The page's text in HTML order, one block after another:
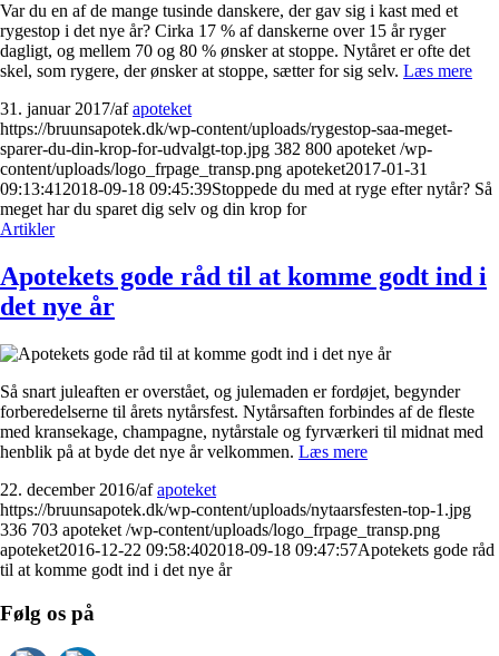
Var du en af de mange tusinde danskere, der gav sig i kast med et
rygestop i det nye år? Cirka 17 % af danskerne over 15 år ryger
dagligt, og mellem 70 og 80 % ønsker at stoppe. Nytåret er ofte det
skel, som rygere, der ønsker at stoppe, sætter for sig selv. Læs mere
31. januar 2017/afapoteket
https://bruunsapotek.dk/wp-content/uploads/rygestop-saa-meget-
sparer-du-din-krop-for-udvalgt-top.jpg 382 800 apoteket /wp-
content/uploads/logo_frpage_transp.png apoteket2017-01-31
09:13:41 2018-09-18 09:45:39Stoppede du med at ryge efter nytår? Så
meget har du sparet dig selv og din krop for
Artikler
Apotekets gode råd til at komme godt ind i
det nye år
Så snart juleaften er overstået, og julemaden er fordøjet, begynder
forberedelserne til årets nytårsfest. Nytårsaften forbindes af de fleste
med kransekage, champagne, nytårstale og fyrværkeri til midnat med
henblik på at byde det nye år velkommen. Læs mere
22. december 2016/afapoteket
https://bruunsapotek.dk/wp-content/uploads/nytaarsfesten-top-1.jpg
336 703 apoteket /wp-content/uploads/logo_frpage_transp.png
apoteket2016-12-22 09:58:402018-09-18 09:47:57Apotekets gode råd
til at komme godt ind i det nye år
Følg os på